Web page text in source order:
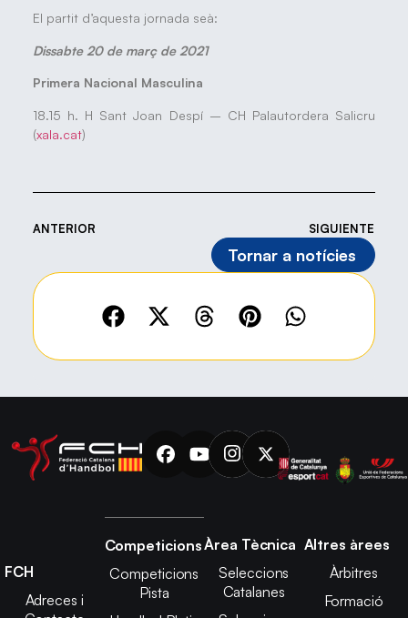
El partit d’aquesta jornada seà:
Dissabte 20 de març de 2021
Primera Nacional Masculina
18.15 h. H Sant Joan Despí – CH Palautordera Salicru
(xala.cat)
ANTERIOR SIGUIENTE
Tornar a notícies
FCH
Adreces i
Competicions
Competicions
Pista
Àrea Tècnica
Seleccions
Catalanes
Altres àrees
Àrbitres
Formació